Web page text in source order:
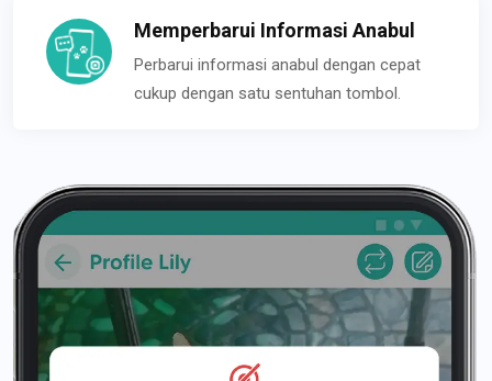
Memperbarui Informasi Anabul
Perbarui informasi anabul dengan cepat
cukup dengan satu sentuhan tombol.